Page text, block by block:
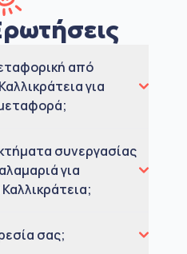
από
για
συνεργασίας
για
σας;